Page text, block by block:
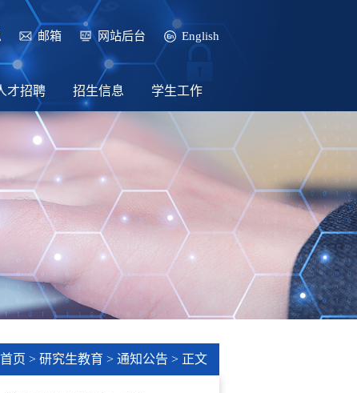
邮箱 网站后台 English
才招聘 招生信息 学生工作
首页 > 研究生教育 > 通知公告 > 正文